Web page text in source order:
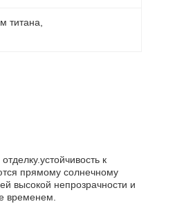
титана
к
прямому солнечному
высокой непрозрачности и
временем.